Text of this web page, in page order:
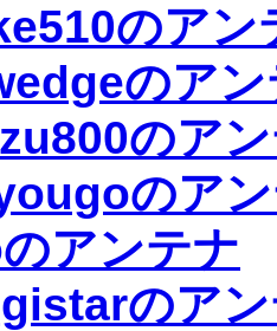
のアン
のアン
のア
のア
アンテナ
のア